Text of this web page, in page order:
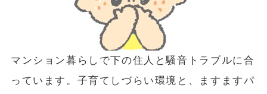
マンション暮らしで下の住人と騒音トラブルに合
っています。子育てしづらい環境と、ますますパ